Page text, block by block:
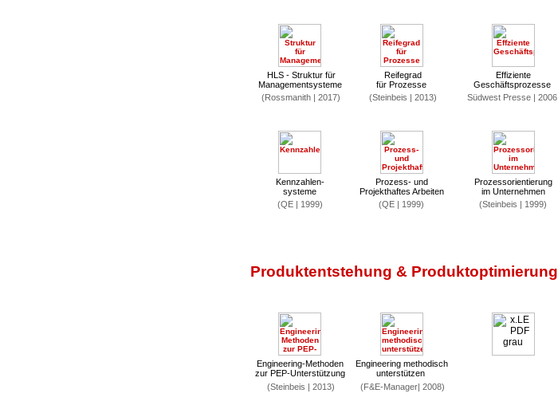
HLS - Struktur für
Managementsysteme
Reifegrad
für Prozesse
Effiziente
Geschäftsprozesse
(Rossmanith | 2017)
(Steinbeis | 2013) Südwest Presse | 2006
Kennzahlen-
systeme
Prozess- und
Projekthaftes Arbeiten
Prozessorientierung
im Unternehmen
(QE | 1999)
(QE | 1999) (Steinbeis | 1999)
Produktentstehung & Produktoptimierung
Engineering-Methoden
zur PEP-Unterstützung
Engineering methodisch
unterstützen
(Steinbeis | 2013)
(F&E-Manager| 2008)